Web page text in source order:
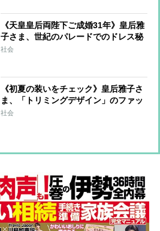
《天皇皇后両陛下ご成婚31年》皇后雅
子さま、世紀のパレードでのドレス秘
話 森英恵さんが明かしていた仮縫い
社会
《初夏の装いをチェック》皇后雅子さ
ま、「トリミングデザイン」のファッ
ションから”涼しげ見え”のコツを探る
社会